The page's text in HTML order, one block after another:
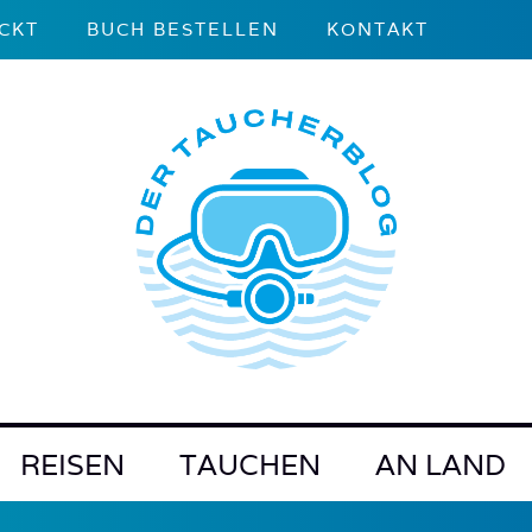
BUCH BESTELLEN KONTAKT
REISEN TAUCHEN AN LAND